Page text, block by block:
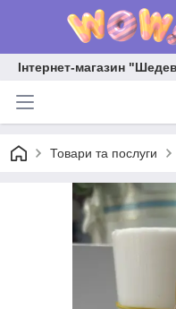
Інтернет-магазин
Товари та послуги